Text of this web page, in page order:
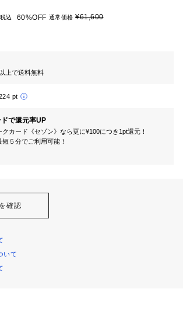
税込 60%OFF 通常価格 ¥61,600
上で送料無料
pt
で還元率UP
カード《セゾン》なら更に¥100につき1pt還元！
５分でご利用可能！
確認
いて